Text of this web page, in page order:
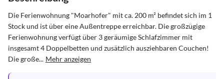
Die Ferienwohnung "Moarhofer" mit ca. 200 m² befindet sich im 1
Stock und ist über eine Außentreppe erreichbar. Die großzügige
Ferienwohnung verfügt über 3 geräumige Schlafzimmer mit
insgesamt 4 Doppelbetten und zusätzlich ausziehbaren Couchen!
Die große... Mehr anzeigen